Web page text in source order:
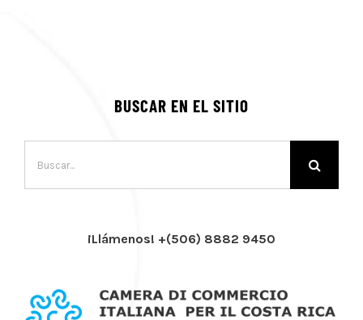
BUSCAR EN EL SITIO
¡Llámenos! +(506) 8882 9450